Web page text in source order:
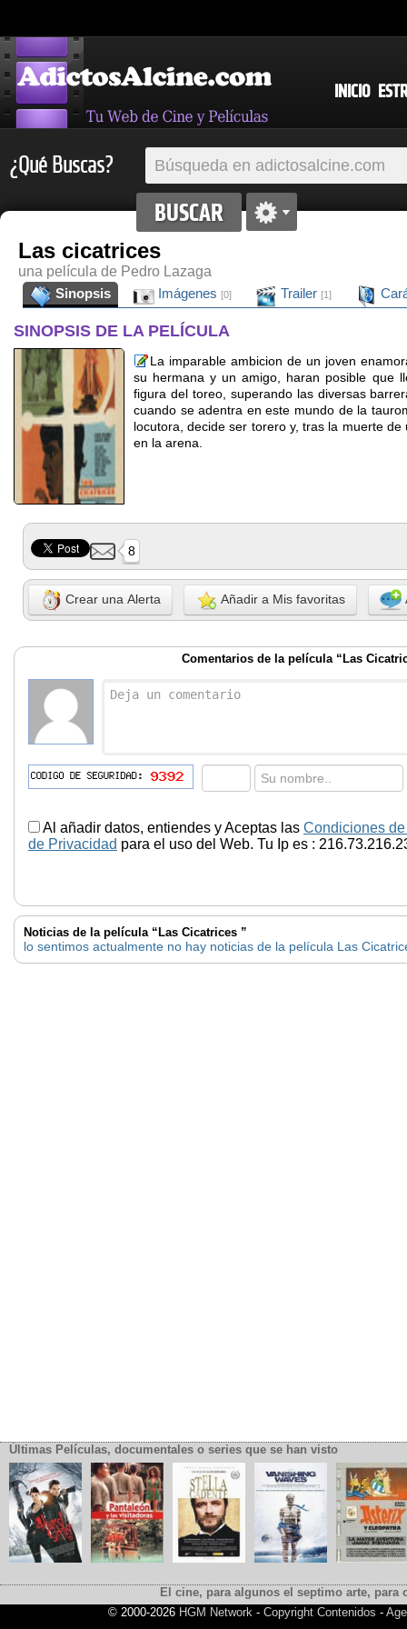
INICIO
¿Qué Buscas?
Las cicatrices
una película de Pedro Lazaga
Sinopsis
Imágenes [0] Trailer [1]
SINOPSIS DE LA PELÍCULA
La imparable ambicion de un joven
su hermana y un amigo, haran posible que
figura del toreo, superando las diversas
cuando se adentra en este mundo de la
locutora, decide ser torero y, tras la muerte
en la arena.
8
Crear una Alerta Añadir a Mis favoritas
Comentarios de la película “Las
Al añadir datos, entiendes y Aceptas las Condiciones
de Privacidad para el uso del Web. Tu Ip es :
Noticias de la película “Las Cicatrices ”
lo sentimos actualmente no hay noticias de la película Las
Últimas Películas, documentales o series que se han visto
El cine, para algunos el septimo arte,
© 2000-2026 HGM Network- Copyright Contenidos -